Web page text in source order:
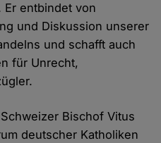
Er entbindet von
und Diskussion unserer
und schafft auch
für Unrecht,
Bischof Vitus
deutscher Katholiken